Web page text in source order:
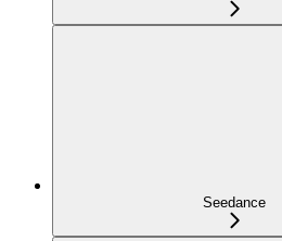
Seedance